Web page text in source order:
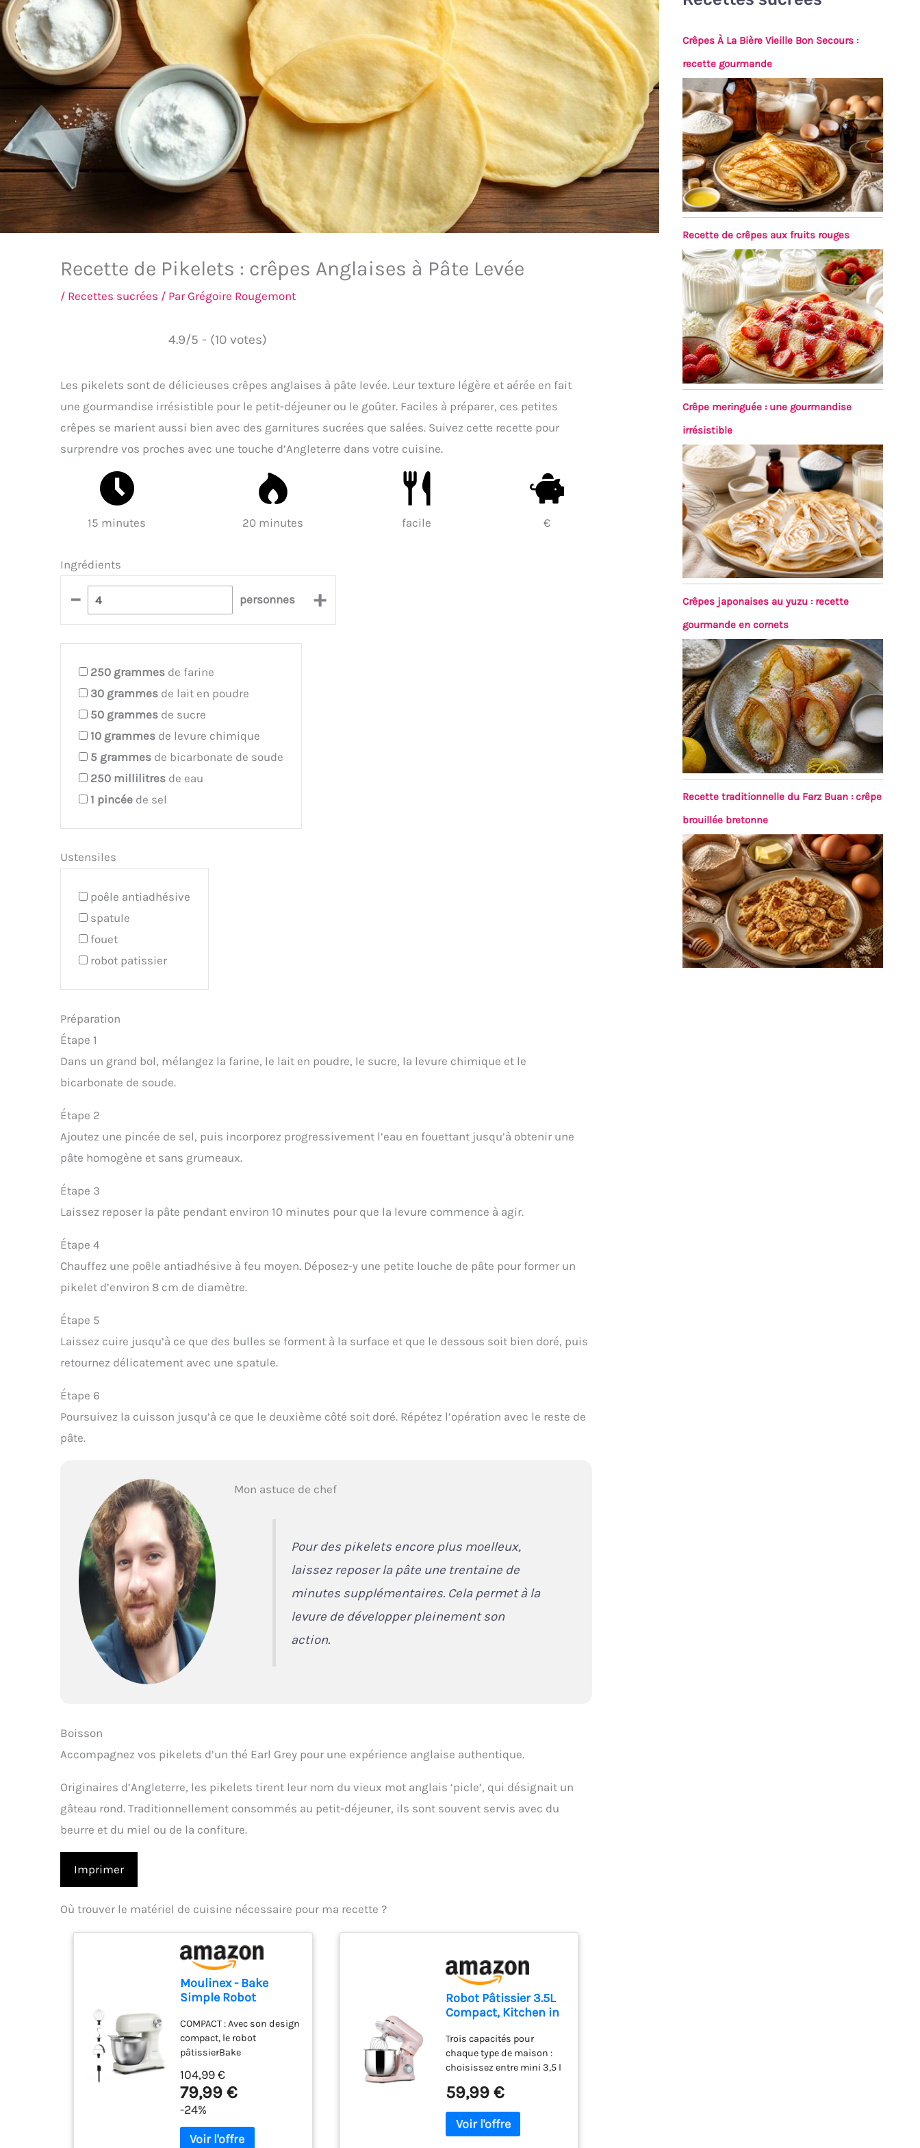
Recette de Pikelets : crêpes Anglaises à Pâte Levée
/ Recettes sucrées / ParGrégoire Rougemont
4.9/5 - (10 votes)
Les pikelets sont de délicieuses crêpes anglaises à pâte levée. Leur texture légère et aérée en fait
une gourmandise irrésistible pour le petit-déjeuner ou le goûter. Faciles à préparer, ces petites
crêpes se marient aussi bien avec des garnitures sucrées que salées. Suivez cette recette pour
surprendre vos proches avec une touche d’Angleterre dans votre cuisine.
15 minutes 20 minutes facile €
Ingrédients
– personnes +
250 grammes de farine
30 grammes de lait en poudre
50 grammes de sucre
10 grammes de levure chimique
5 grammes de bicarbonate de soude
250 millilitres de eau
1 pincée de sel
Ustensiles
poêle antiadhésive
spatule
fouet
robot patissier
Préparation
Étape 1
Dans un grand bol, mélangez la farine, le lait en poudre, le sucre, la levure chimique et le
bicarbonate de soude.
Étape 2
Ajoutez une pincée de sel, puis incorporez progressivement l’eau en fouettant jusqu’à obtenir une
pâte homogène et sans grumeaux.
Étape 3
Laissez reposer la pâte pendant environ 10 minutes pour que la levure commence à agir.
Étape 4
Chauffez une poêle antiadhésive à feu moyen. Déposez-y une petite louche de pâte pour former un
pikelet d’environ 8 cm de diamètre.
Étape 5
Laissez cuire jusqu’à ce que des bulles se forment à la surface et que le dessous soit bien doré, puis
retournez délicatement avec une spatule.
Étape 6
Poursuivez la cuisson jusqu’à ce que le deuxième côté soit doré. Répétez l’opération avec le reste de
pâte.
Mon astuce de chef
Pour des pikelets encore plus moelleux,
laissez reposer la pâte une trentaine de
minutes supplémentaires. Cela permet à la
levure de développer pleinement son
action.
Boisson
Accompagnez vos pikelets d’un thé Earl Grey pour une expérience anglaise authentique.
Originaires d’Angleterre, les pikelets tirent leur nom du vieux mot anglais ‘picle’, qui désignait un
gâteau rond. Traditionnellement consommés au petit-déjeuner, ils sont souvent servis avec du
beurre et du miel ou de la confiture.
Imprimer
Où trouver le matériel de cuisine nécessaire pour ma recette ?
Moulinex - Bake
Simple Robot
fouet, batteur et
crochet
COMPACT : Avec son design
compact, le robot
pâtissierBake
parfaitement à toutes les
cuisines - sataillen'est pas
plus grande qu'une feuille
de papier A4. FACILE À
UTILISER : Un seul bouton
104,99 €
79,99 €
-24%
Robot Pâtissier 3.5L
Compact, Kitchen in
Pulse, Léger 2,9 kg,
Bol Inox, 3
Accessoires, Mini
Robot Cuisine
Multifonction, Idéal
Pâtisserie Maison et
Débutant (Rose
Trois capacités pour
chaque type de maison :
choisissez entre mini 3,5 l
ou les débutants, 5 l pour
les familles qui cuisinent
quotidiennement, ou 2
bols de 4,5 l et 5 l pour une
59,99 €
Crêpes À La Bière Vieille Bon Secours :
recette gourmande
Recette de crêpes aux fruits rouges
Crêpe meringuée : une gourmandise
irrésistible
Crêpes japonaises au yuzu : recette
gourmande en cornets
Recette traditionnelle du Farz Buan : crêpe
brouillée bretonne